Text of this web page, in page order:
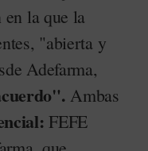
la que la
"abierta y
Adefarma,
Ambas
FEFE